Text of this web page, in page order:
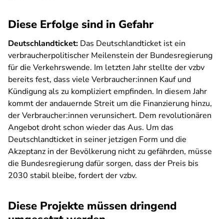
Diese Erfolge sind in Gefahr
Deutschlandticket: Das Deutschlandticket ist ein
verbraucherpolitischer Meilenstein der Bundesregierung
für die Verkehrswende. Im letzten Jahr stellte der vzbv
bereits fest, dass viele Verbraucher:innen Kauf und
Kündigung als zu kompliziert empfinden. In diesem Jahr
kommt der andauernde Streit um die Finanzierung hinzu,
der Verbraucher:innen verunsichert. Dem revolutionären
Angebot droht schon wieder das Aus. Um das
Deutschlandticket in seiner jetzigen Form und die
Akzeptanz in der Bevölkerung nicht zu gefährden, müsse
die Bundesregierung dafür sorgen, dass der Preis bis
2030 stabil bleibe, fordert der vzbv.
Diese Projekte müssen dringend